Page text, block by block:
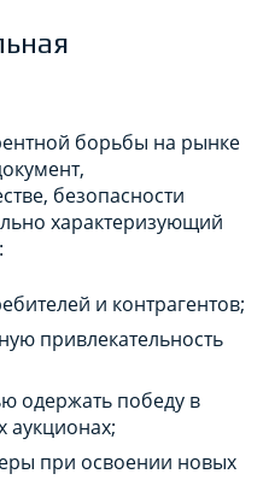
борьбы на рынке
безопасности
характеризующий
и контрагентов;
привлекательность
одержать победу в
аукционах;
при освоении новых